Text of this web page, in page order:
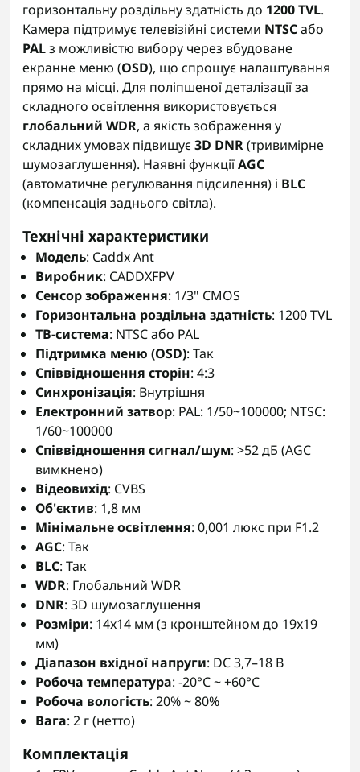
горизонтальну роздільну здатність до 1200 TVL.
Камера підтримує телевізійні системи NTSCабо
PALз можливістю вибору через вбудоване
екранне меню (OSD), що спрощує налаштування
прямо на місці. Для поліпшеної деталізації за
складного освітлення використовується
глобальний WDR, а якість зображення у
складних умовах підвищує 3D DNR(тривимірне
шумозаглушення). Наявні функціїAGC
(автоматичне регулювання підсилення) і BLC
(компенсація заднього світла).
Технічні характеристики
Модель: Caddx Ant
Виробник: CADDXFPV
Сенсор зображення: 1/3" CMOS
Горизонтальна роздільна здатність: 1200 TVL
ТВ-система: NTSC або PAL
Підтримка меню (OSD): Так
Співвідношення сторін: 4:3
Синхронізація: Внутрішня
Електронний затвор: PAL: 1/50~100000; NTSC:
1/60~100000
Співвідношення сигнал/шум: >52 дБ (AGC
вимкнено)
Відеовихід: CVBS
Об'єктив: 1,8 мм
Мінімальне освітлення: 0,001 люкс при F1.2
AGC: Так
BLC: Так
WDR: Глобальний WDR
DNR: 3D шумозаглушення
Розміри: 14x14 мм (з кронштейном до 19x19
мм)
Діапазон вхідної напруги: DC 3,7–18 В
Робоча температура: -20°C ~ +60°C
Робоча вологість: 20% ~ 80%
Вага: 2 г (нетто)
Комплектація